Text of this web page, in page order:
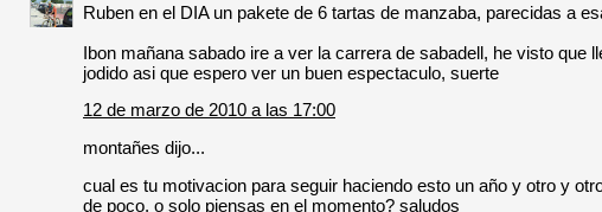
Ruben en el DIA un pakete de 6 tartas de manzaba, parecidas a
Ibon mañana sabado ire a ver la carrera de sabadell, he visto que
jodido asi que espero ver un buen espectaculo, suerte
12 de marzo de 2010 a las 17:00
montañes dijo...
cual es tu motivacion para seguir haciendo esto un año y otro y
de poco, o solo piensas en el momento? saludos